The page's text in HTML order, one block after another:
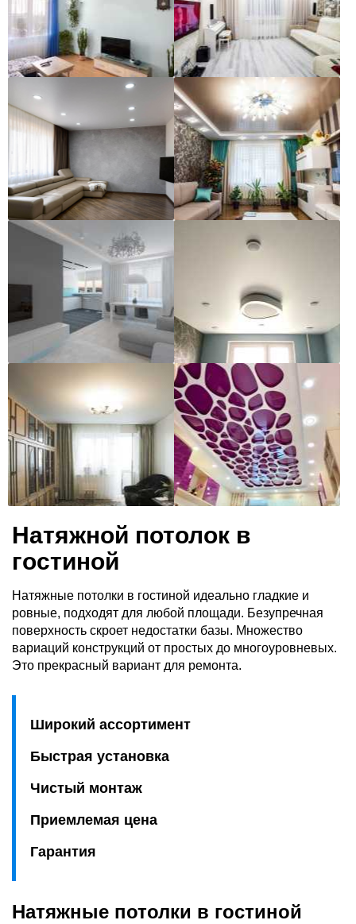
Натяжной потолок в
гостиной
Натяжные потолки в гостиной идеально гладкие и
ровные, подходят для любой площади. Безупречная
поверхность скроет недостатки базы. Множество
вариаций конструкций от простых до многоуровневых.
Это прекрасный вариант для ремонта.
Широкий ассортимент
Быстрая установка
Чистый монтаж
Приемлемая цена
Гарантия
Натяжные потолки в гостиной